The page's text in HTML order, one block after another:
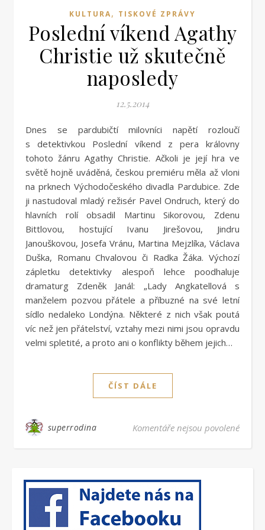
KULTURA, TISKOVÉ ZPRÁVY
Poslední víkend Agathy
Christie už skutečně
naposledy
12.5.2014
Dnes se pardubičtí milovníci napětí rozloučí
s detektivkou Poslední víkend z pera královny
tohoto žánru Agathy Christie. Ačkoli je její hra ve
světě hojně uváděná, českou premiéru měla až vloni
na prknech Východočeského divadla Pardubice. Zde
ji nastudoval mladý režisér Pavel Ondruch, který do
hlavních rolí obsadil Martinu Sikorovou, Zdenu
Bittlovou, hostující Ivanu Jirešovou, Jindru
Janouškovou, Josefa Vránu, Martina Mejzlíka, Václava
Duška, Romanu Chvalovou či Radka Žáka. Výchozí
zápletku detektivky alespoň lehce poodhaluje
dramaturg Zdeněk Janál: „Lady Angkatellová s
manželem pozvou přátele a příbuzné na své letní
sídlo nedaleko Londýna. Některé z nich však poutá
víc než jen přátelství, vztahy mezi nimi jsou opravdu
velmi spletité, a proto ani o konflikty během jejich…
ČÍST DÁLE
superrodina Komentáře nejsou povolenéu